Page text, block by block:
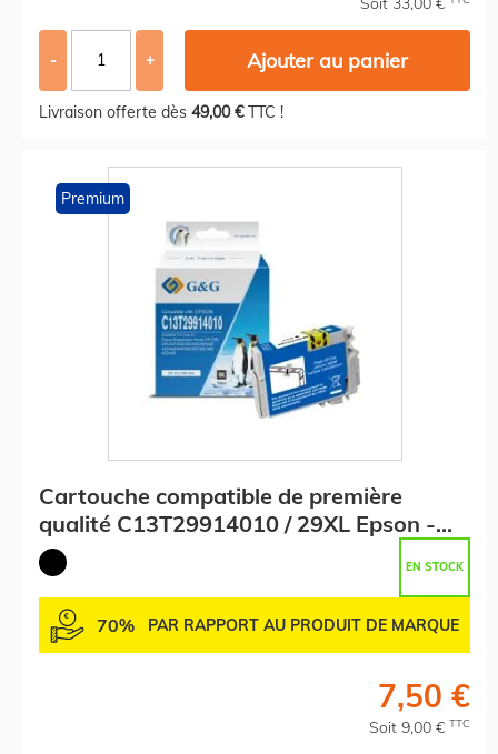
- + Ajouter au panier
Livraison offerte dès 49,00 €TTC !
Premium
Cartouche compatible de première
qualité C13T29914010 / 29XL Epson -
noire
EN STOCK
70% PAR RAPPORT AU PRODUIT DE MARQUE
7,50 €
Soit 9,00 € TTC